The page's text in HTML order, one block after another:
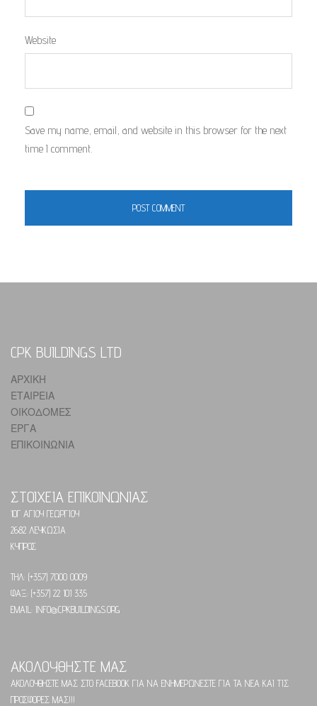
Website
Save my name, email, and website in this browser for the next
time I comment.
CPK BUILDINGS LTD
ΑΡΧΙΚΗ
ΕΤΑΙΡΕΙΑ
ΟΙΚΟΔΟΜΕΣ
ΕΡΓΑ
ΕΠΙΚΟΙΝΩΝΙΑ
ΣΤΟΙΧΕΙΑ ΕΠΙΚΟΙΝΩΝΙΑΣ
10Γ ΑΓΙΟΥ ΓΕΩΡΓΙΟΥ
2682 ΛΕΥΚΩΣΙΑ
ΚΥΠΡΟΣ
ΤΗΛ: (+357) 7000 0009
ΦΑΞ: (+357) 22 101 335
EMAIL: INFO@CPKBUILDINGS.ORG
ΑΚΟΛΟΥΘΗΣΤΕ ΜΑΣ
ΑΚΟΛΟΥΘΗΣΤΕ ΜΑΣ ΣΤΟ FACEBOOK ΓΙΑ ΝΑ ΕΝΗΜΕΡΩΝΕΣΤΕ ΓΙΑ ΤΑ ΝΕΑ ΚΑΙ ΤΙΣ
ΠΡΟΣΦΟΡΕΣ ΜΑΣ!!!